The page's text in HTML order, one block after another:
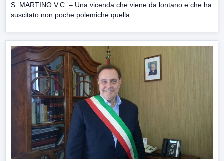
S. MARTINO V.C. – Una vicenda che viene da lontano e che ha
suscitato non poche polemiche quella...